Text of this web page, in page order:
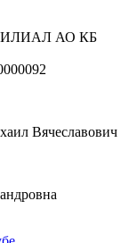
АО КБ
Вячеславович